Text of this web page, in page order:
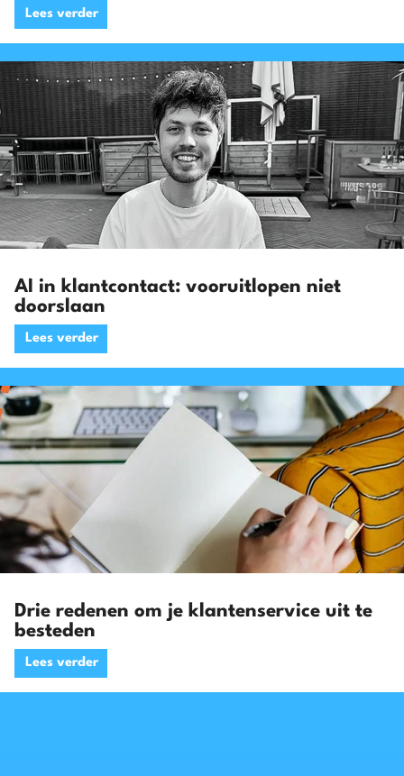
Lees verder
AI in klantcontact: vooruitlopen niet
doorslaan
Lees verder
Drie redenen om je klantenservice uit te
besteden
Lees verder